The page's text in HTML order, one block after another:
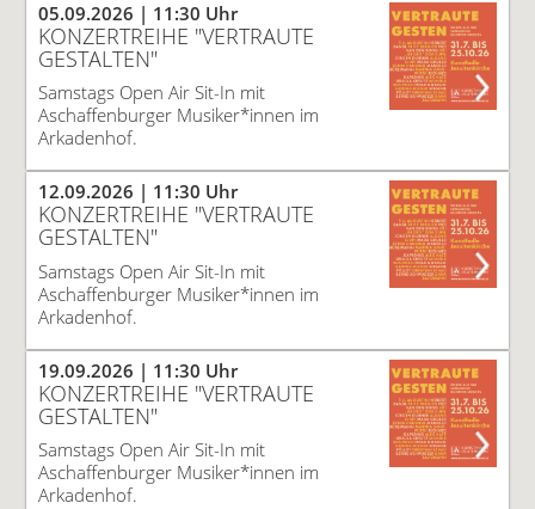
05.09.2026 | 11:30 Uhr
KONZERTREIHE "VERTRAUTE
GESTALTEN"
Samstags Open Air Sit-In mit
Aschaffenburger Musiker*innen im
Arkadenhof.
12.09.2026 | 11:30 Uhr
KONZERTREIHE "VERTRAUTE
GESTALTEN"
Samstags Open Air Sit-In mit
Aschaffenburger Musiker*innen im
Arkadenhof.
19.09.2026 | 11:30 Uhr
KONZERTREIHE "VERTRAUTE
GESTALTEN"
Samstags Open Air Sit-In mit
Aschaffenburger Musiker*innen im
Arkadenhof.